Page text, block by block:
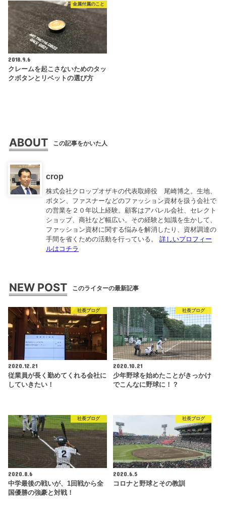
金属付属のこと
2018.9.6
クレームを起こさないためのタッ
クボタンとリベットの選び方
ABOUT この記事をかいた人
crop
株式会社クロップオザキの代表取締役 尾崎博之。生地、
ボタン、ファスナーなどのファッション資材を扱う会社で
の営業を２０年以上経験。顧客はアパレル会社、セレクト
ショップ、商社など幅広い。その経験と知識を生かして、
ファッション資材に関する悩みを解消したり、資材調達の
手間を省くための活動を行っている。詳しいプロフィー
ルはコチラ
NEW POST このライターの最新記事
社長ブログ
2020.12.21
従業員が長く勤めてくれる会社に
していきたい！
社長ブログ
2020.10.21
少年野球を始めたことがきっかけ
でこんなに野球に！？
社長ブログ
2020.8.6
中学最後の戦いが、1回戦から全
国優勝の強豪と対戦！
社長ブログ
2020.6.5
コロナと野球とその教訓